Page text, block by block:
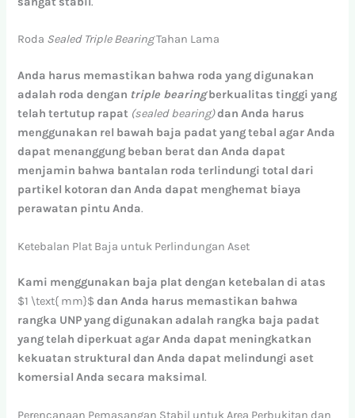
Roda Sealed Triple BearingTahan Lama
Anda harus memastikan bahwa roda yang digunakan
adalah roda dengan triple bearing berkualitas tinggi yang
telah tertutup rapat (sealed bearing)dan Anda harus
menggunakan rel bawah baja padat yang tebal agar Anda
dapat menanggung beban berat dan Anda dapat
menjamin bahwa bantalan roda terlindungi total dari
partikel kotoran dan Anda dapat menghemat biaya
perawatan pintu Anda.
Ketebalan Plat Baja untuk Perlindungan Aset
Kami menggunakan baja plat dengan ketebalan di atas
$1 \text{ mm}$ dan Anda harus memastikan bahwa
rangka UNP yang digunakan adalah rangka baja padat
yang telah diperkuat agar Anda dapat meningkatkan
kekuatan struktural dan Anda dapat melindungi aset
komersial Anda secara maksimal.
Perencanaan Pemasangan Stabil untuk Area Perbukitan dan